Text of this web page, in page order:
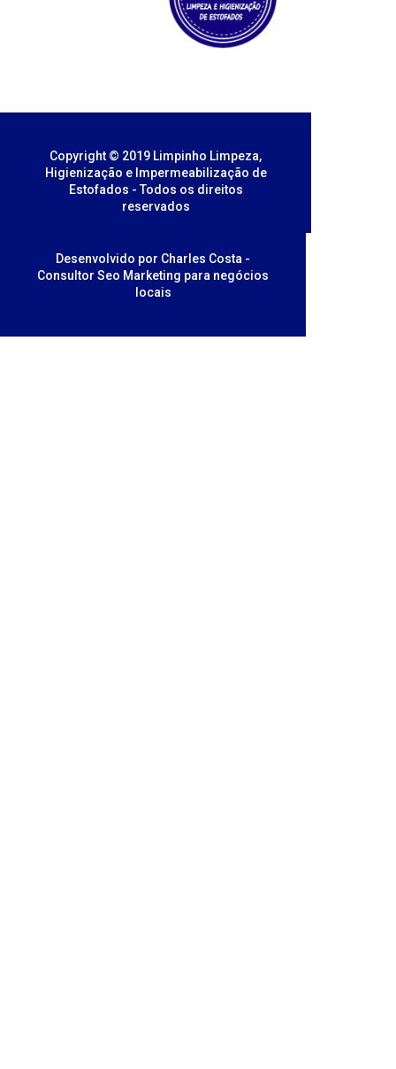
Copyright © 2019 Limpinho Limpeza,
Higienização e Impermeabilização de
Estofados - Todos os direitos
reservados
Desenvolvido por Charles Costa -
Consultor Seo Marketing para negócios
locais